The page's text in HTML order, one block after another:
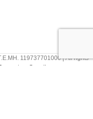
119737701000 | All rights
Supplies